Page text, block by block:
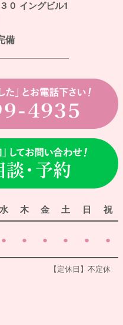
０ イングビル1
備
水 木 金 土 日
祝
● ● ● ● ● ●
【定休日】不定休